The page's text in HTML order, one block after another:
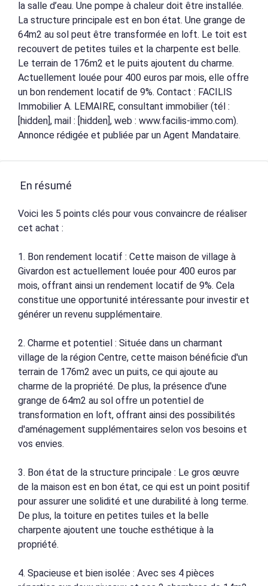
la salle d’eau. Une pompe à chaleur doit être installée.
La structure principale est en bon état. Une grange de
64m2 au sol peut être transformée en loft. Le toit est
recouvert de petites tuiles et la charpente est belle.
Le terrain de 176m2 et le puits ajoutent du charme.
Actuellement louée pour 400 euros par mois, elle offre
un bon rendement locatif de 9%. Contact : FACILIS
Immobilier A. LEMAIRE, consultant immobilier (tél :
[hidden], mail : [hidden], web : www.facilis-immo.com).
Annonce rédigée et publiée par un Agent Mandataire.
En résumé
Voici les 5 points clés pour vous convaincre de réaliser
cet achat :
1. Bon rendement locatif : Cette maison de village à
Givardon est actuellement louée pour 400 euros par
mois, offrant ainsi un rendement locatif de 9%. Cela
constitue une opportunité intéressante pour investir et
générer un revenu supplémentaire.
2. Charme et potentiel : Située dans un charmant
village de la région Centre, cette maison bénéficie d'un
terrain de 176m2 avec un puits, ce qui ajoute au
charme de la propriété. De plus, la présence d'une
grange de 64m2 au sol offre un potentiel de
transformation en loft, offrant ainsi des possibilités
d'aménagement supplémentaires selon vos besoins et
vos envies.
3. Bon état de la structure principale : Le gros œuvre
de la maison est en bon état, ce qui est un point positif
pour assurer une solidité et une durabilité à long terme.
De plus, la toiture en petites tuiles et la belle
charpente ajoutent une touche esthétique à la
propriété.
4. Spacieuse et bien isolée : Avec ses 4 pièces